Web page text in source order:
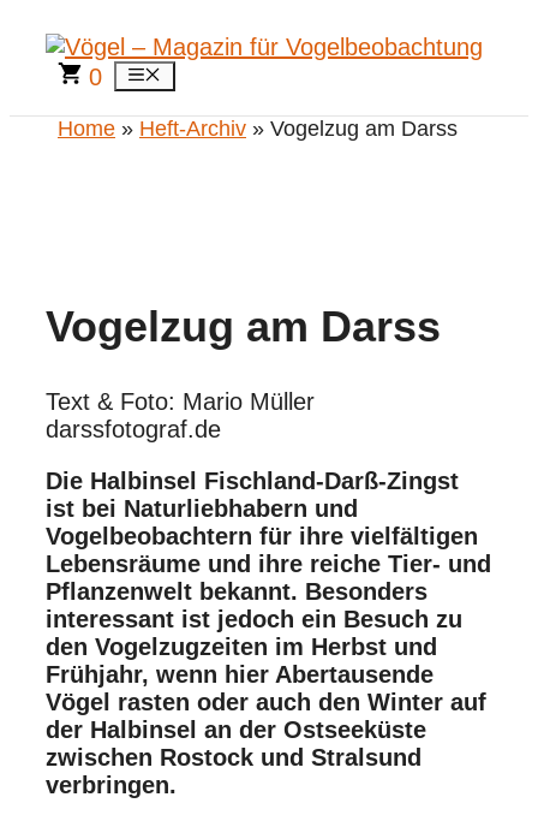
Inhalt
springen
0 Menü
Home » Heft-Archiv » Vogelzug am Darss
Vogelzug am Darss
Text & Foto: Mario Müller
darssfotograf.de
Die Halbinsel Fischland-Darß-Zingst
ist bei Naturliebhabern und
Vogelbeobachtern für ihre vielfältigen
Lebensräume und ihre reiche Tier- und
Pflanzenwelt bekannt. Besonders
interessant ist jedoch ein Besuch zu
den Vogelzugzeiten im Herbst und
Frühjahr, wenn hier Abertausende
Vögel rasten oder auch den Winter auf
der Halbinsel an der Ostseeküste
zwischen Rostock und Stralsund
verbringen.